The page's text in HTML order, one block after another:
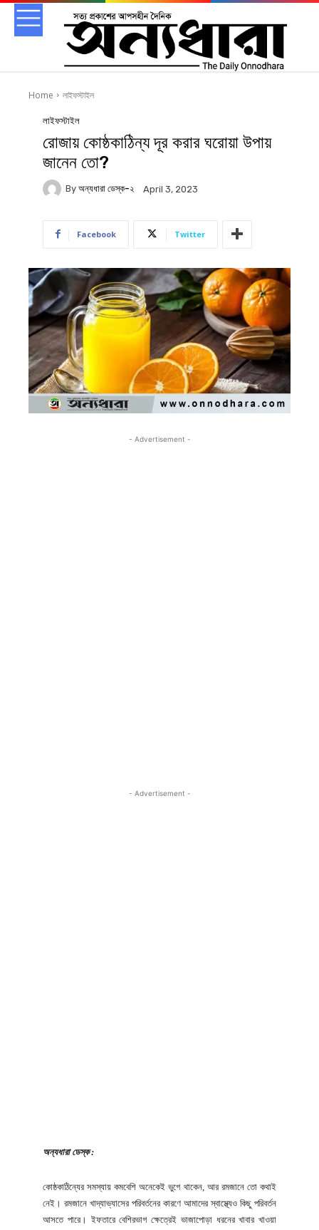
Home লাইফস্টাইল
লাইফস্টাইল
রোজায় কোষ্ঠকাঠিন্য দূর করার ঘরোয়া উপায়
জানেন তো?
By অন্যধারা ডেস্ক-২ April 3, 2023
Facebook Twitter
- Advertisement -
- Advertisement -
অন্যধারা ডেস্ক :
কোষ্ঠকাঠিন্যের সমস্যায় কমবেশি অনেকেই ভুগে থাকেন, আর রমজানে তো কথাই
নেই। রমজানে খাদ্যাভ্যাসের পরিবর্তনের কারণে আমাদের স্বাস্থ্যেও কিছু পরিবর্তন
আসতে পারে। ইফতারে বেশিরভাগ ক্ষেত্রেই ভাজাপোড়া ধরনের খাবার খাওয়া